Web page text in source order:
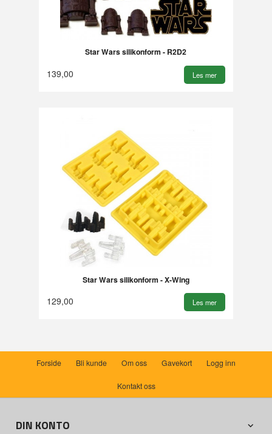
Star Wars silikonform - R2D2
139,00 Les mer
Star Wars silikonform - X-Wing
129,00 Les mer
Forside Bli kunde Om oss Gavekort Logg inn
Kontakt oss
DIN KONTO